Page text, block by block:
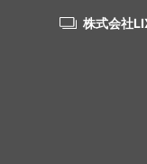
株式会社